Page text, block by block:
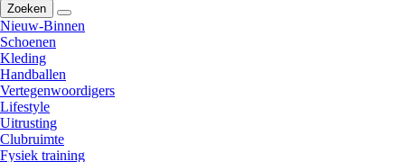
Zoeken
Nieuw-Binnen
Schoenen
Kleding
Handballen
Vertegenwoordigers
Lifestyle
Uitrusting
Clubruimte
Fysiek training